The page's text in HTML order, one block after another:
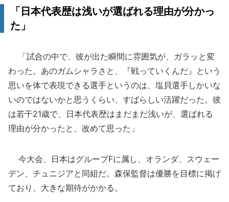
「日本代表歴は浅いが選ばれる理由が分かっ
た」
「試合の中で、彼が出た瞬間に雰囲気が、ガラッと変
わった。あのガムシャラさと、『戦っていくんだ』という
思いを体で表現できる選手というのは、塩貝選手しかいな
いのではないかと思うくらい、すばらしい活躍だった。彼
は若干21歳で、日本代表歴はまだまだ浅いが、選ばれる
理由が分かったと、改めて思った」
今大会、日本はグループFに属し、オランダ、スウェー
デン、チュニジアと同組だ。森保監督は優勝を目標に掲げ
ており、大きな期待がかかる。